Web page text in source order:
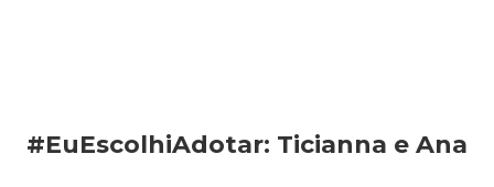
Ações Sociais
#EuEscolhiAdotar: Ticianna e Ana